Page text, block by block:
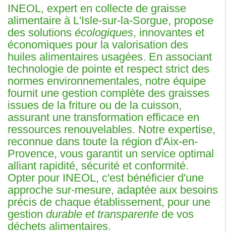
INEOL, expert en collecte de graisse
alimentaire à L'Isle-sur-la-Sorgue, propose
des solutions écologiques, innovantes et
économiques pour la valorisation des
huiles alimentaires usagées. En associant
technologie de pointe et respect strict des
normes environnementales, notre équipe
fournit une gestion complète des graisses
issues de la friture ou de la cuisson,
assurant une transformation efficace en
ressources renouvelables. Notre expertise,
reconnue dans toute la région d'Aix-en-
Provence, vous garantit un service optimal
alliant rapidité, sécurité et conformité.
Opter pour INEOL, c'est bénéficier d'une
approche sur-mesure, adaptée aux besoins
précis de chaque établissement, pour une
gestion durable et transparente de vos
déchets alimentaires.